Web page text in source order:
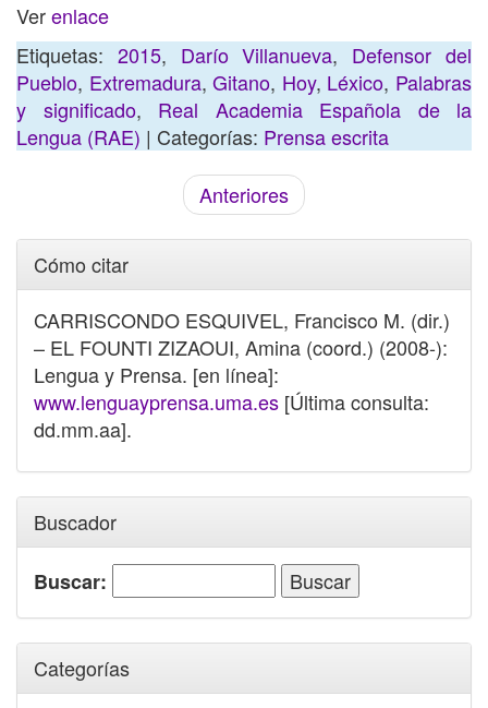
Verenlace
Etiquetas: 2015, Darío Villanueva, Defensor del
Pueblo, Extremadura,Gitano, Hoy, Léxico, Palabras
y significado, Real Academia Española de la
Lengua (RAE) | Categorías: Prensa escrita
Anteriores
Cómo citar
CARRISCONDO ESQUIVEL, Francisco M. (dir.)
– EL FOUNTI ZIZAOUI, Amina (coord.) (2008-):
Lengua y Prensa. [en línea]:
www.lenguayprensa.uma.es [Última consulta:
dd.mm.aa].
Buscador
Buscar:
Categorías